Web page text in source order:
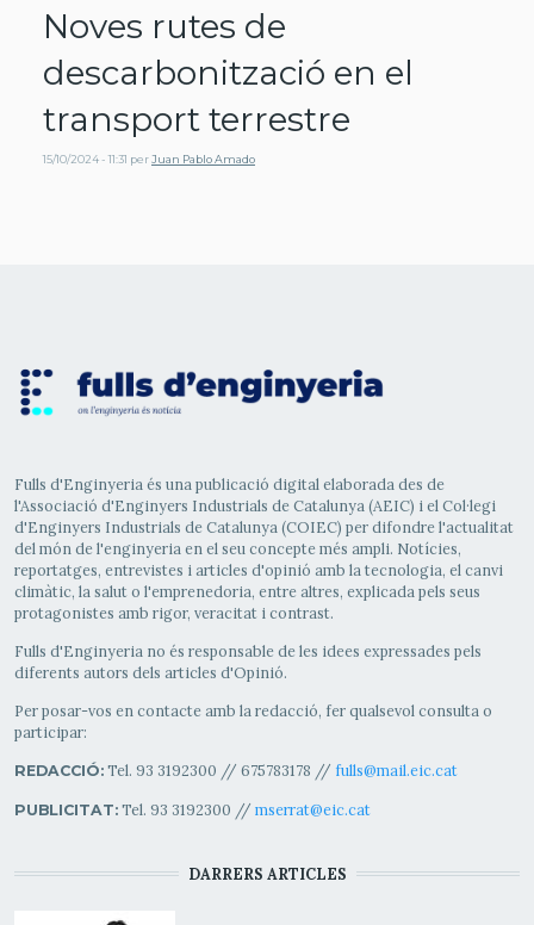
Noves rutes de
descarbonització en el
transport terrestre
15/10/2024 - 11:31 perJuan Pablo Amado
Fulls d'Enginyeria és una publicació digital elaborada des de
l'Associació d'Enginyers Industrials de Catalunya (AEIC) i el Col·legi
d'Enginyers Industrials de Catalunya (COIEC) per difondre l'actualitat
del món de l'enginyeria en el seu concepte més ampli. Notícies,
reportatges, entrevistes i articles d'opinió amb la tecnologia, el canvi
climàtic, la salut o l'emprenedoria, entre altres, explicada pels seus
protagonistes amb rigor, veracitat i contrast.
Fulls d'Enginyeria no és responsable de les idees expressades pels
diferents autors dels articles d'Opinió.
Per posar-vos en contacte amb la redacció, fer qualsevol consulta o
participar:
REDACCIÓ:Tel. 93 3192300 // 675783178 // fulls@mail.eic.cat
PUBLICITAT:Tel. 93 3192300 // mserrat@eic.cat
DARRERS ARTICLES